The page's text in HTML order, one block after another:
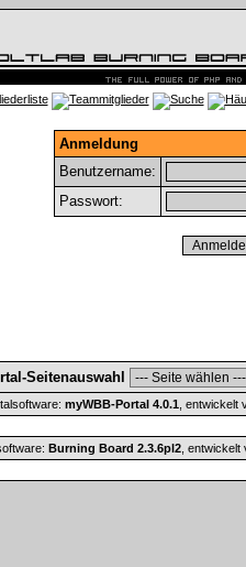
Anmeldung
Benutzername:
Passwort:
Seitenauswahl
myWBB-Portal 4.0.1 , entwickelt
Burning Board 2.3.6pl2, entwickelt